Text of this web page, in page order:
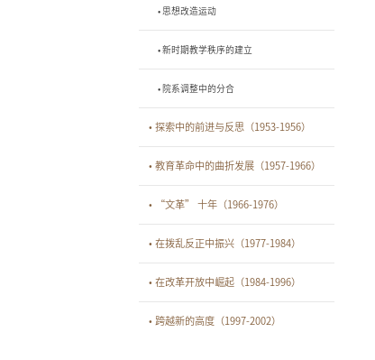
• 思想改造运动
• 新时期教学秩序的建立
• 院系调整中的分合
• 探索中的前进与反思（1953-1956）
• 教育革命中的曲折发展（1957-1966）
• “文革” 十年（1966-1976）
• 在拨乱反正中振兴（1977-1984）
• 在改革开放中崛起（1984-1996）
• 跨越新的高度（1997-2002）